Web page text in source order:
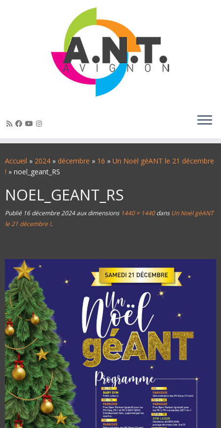
au
contenu
Accueil » 2024 » décembre » 16 » Un Noël géANT le 21 décembre
! » noel_geant_RS
NOEL_GEANT_RS
Publié 16 décembre 2024aux dimensions1440 × 1440dansUn Noël géANT
le 21 décembre !.